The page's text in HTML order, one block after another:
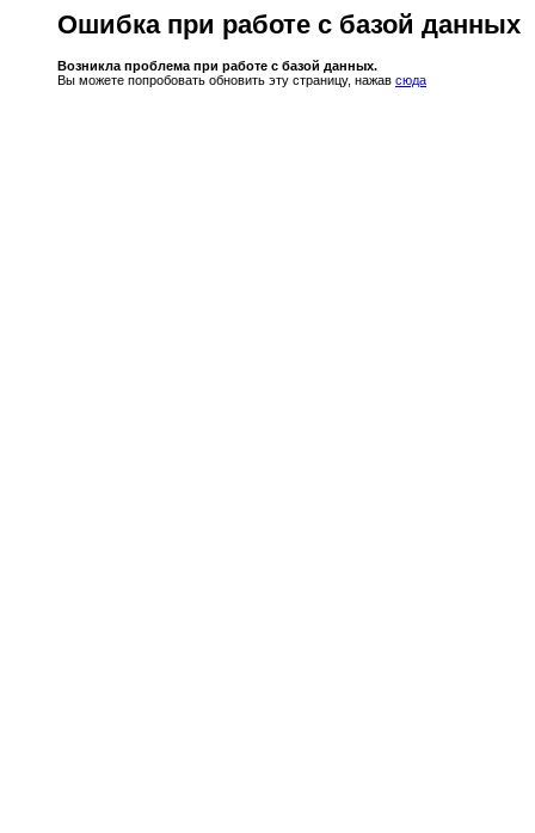
Ошибка при работе с базой данных
Возникла проблема при работе с базой данных.
Вы можете попробовать обновить эту страницу, нажав сюда